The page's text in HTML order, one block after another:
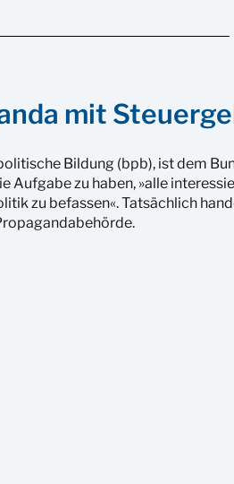
mit
Bildung (bpb), ist dem
Aufgabe zu haben, »alle
zu befassen«. Tatsächlich